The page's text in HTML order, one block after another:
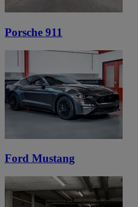
Porsche 911
Ford Mustang